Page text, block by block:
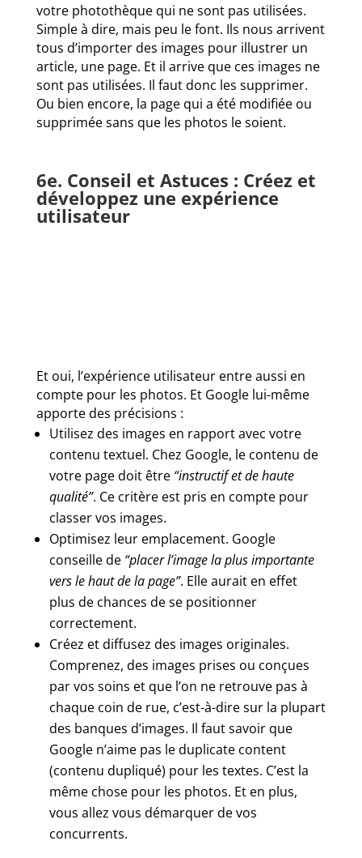
votre photothèque qui ne sont pas utilisées.
Simple à dire, mais peu le font. Ils nous arrivent
tous d’importer des images pour illustrer un
article, une page. Et il arrive que ces images ne
sont pas utilisées. Il faut donc les supprimer.
Ou bien encore, la page qui a été modifiée ou
supprimée sans que les photos le soient.
6e. Conseil et Astuces : Créez et
développez une expérience
utilisateur
Et oui, l’expérience utilisateur entre aussi en
compte pour les photos. Et Google lui-même
apporte des précisions :
Utilisez des images en rapport avec votre
contenu textuel. Chez Google, le contenu de
votre page doit être “instructif et de haute
qualité”. Ce critère est pris en compte pour
classer vos images.
Optimisez leur emplacement. Google
conseille de “placer l’image la plus importante
vers le haut de la page”. Elle aurait en effet
plus de chances de se positionner
correctement.
Créez et diffusez des images originales.
Comprenez, des images prises ou conçues
par vos soins et que l’on ne retrouve pas à
chaque coin de rue, c’est-à-dire sur la plupart
des banques d’images. Il faut savoir que
Google n’aime pas le duplicate content
(contenu dupliqué) pour les textes. C’est la
même chose pour les photos. Et en plus,
vous allez vous démarquer de vos
concurrents.